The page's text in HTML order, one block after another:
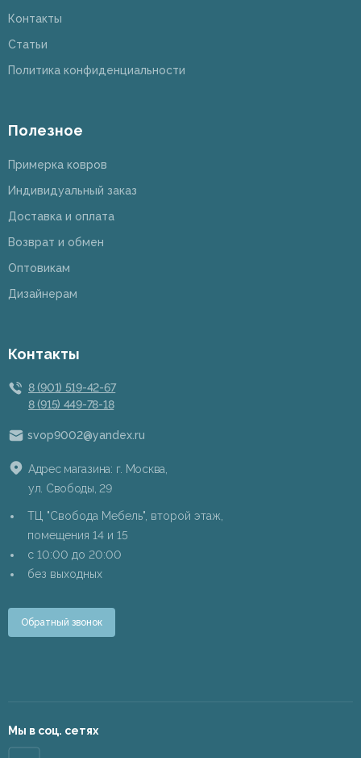
Контакты
Статьи
Политика конфиденциальности
Полезное
Примерка ковров
Индивидуальный заказ
Доставка и оплата
Возврат и обмен
Оптовикам
Дизайнерам
Контакты
8 (901) 519-42-67
8 (915) 449-78-18
svop9002@yandex.ru
Адрес магазина: г. Москва,
ул. Свободы, 29
ТЦ "Свобода Мебель", второй этаж,
помещения 14 и 15
c 10:00 до 20:00
без выходных
Обратный звонок
Мы в соц. сетях